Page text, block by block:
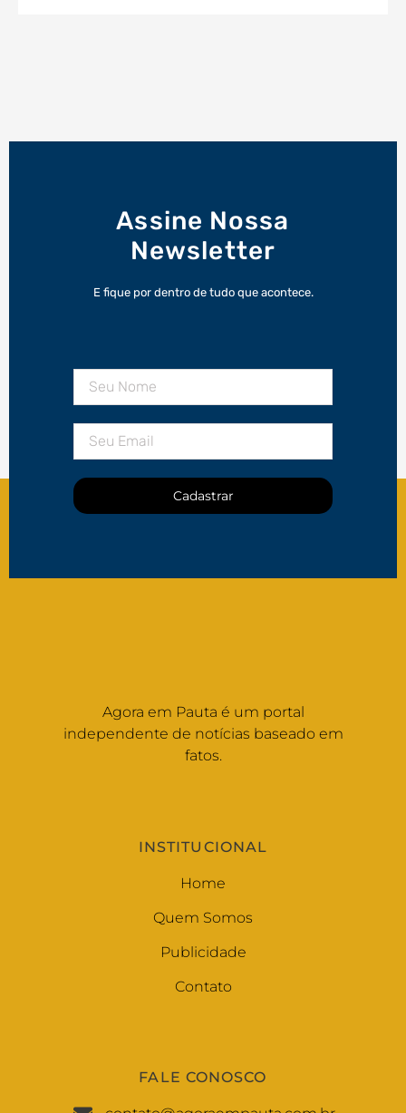
Assine Nossa
Newsletter
E fique por dentro de tudo que acontece.
Cadastrar
Agora em Pauta é um portal
independente de notícias baseado em
fatos.
INSTITUCIONAL
Home
Quem Somos
Publicidade
Contato
FALE CONOSCO